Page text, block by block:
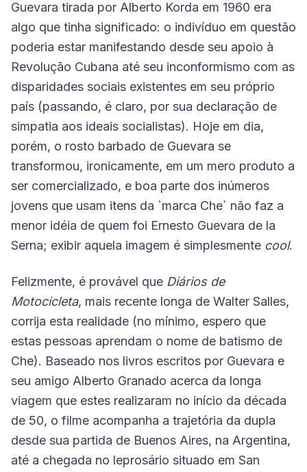
Guevara tirada por Alberto Korda em 1960 era
algo que tinha significado: o indivíduo em questão
poderia estar manifestando desde seu apoio à
Revolução Cubana até seu inconformismo com as
disparidades sociais existentes em seu próprio
país (passando, é claro, por sua declaração de
simpatia aos ideais socialistas). Hoje em dia,
porém, o rosto barbado de Guevara se
transformou, ironicamente, em um mero produto a
ser comercializado, e boa parte dos inúmeros
jovens que usam itens da `marca Che` não faz a
menor idéia de quem foi Ernesto Guevara de la
Serna; exibir aquela imagem é simplesmente cool.
Felizmente, é provável que Diários de
Motocicleta, mais recente longa de Walter Salles,
corrija esta realidade (no mínimo, espero que
estas pessoas aprendam o nome de batismo de
Che). Baseado nos livros escritos por Guevara e
seu amigo Alberto Granado acerca da longa
viagem que estes realizaram no início da década
de 50, o filme acompanha a trajetória da dupla
desde sua partida de Buenos Aires, na Argentina,
até a chegada no leprosário situado em San